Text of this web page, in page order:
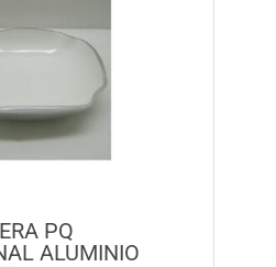
PQ
ALUMINIO